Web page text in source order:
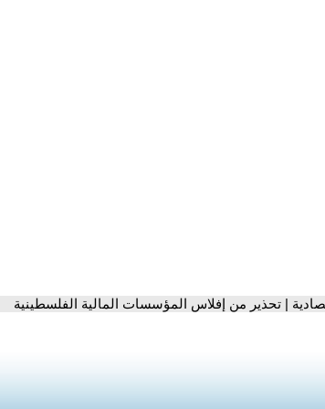
| تحذير من إفلاس المؤسسات المالية الفلسطينية